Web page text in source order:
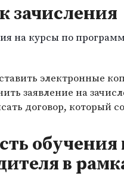
зачисления
на курсы по
электронные
заявление на
договор, который
в